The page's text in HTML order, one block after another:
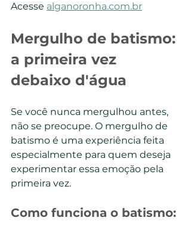
Acesse alganoronha.com.br
Mergulho de batismo:
a primeira vez
debaixo d'água
Se você nunca mergulhou antes,
não se preocupe. O mergulho de
batismo é uma experiência feita
especialmente para quem deseja
experimentar essa emoção pela
primeira vez.
Como funciona o batismo: